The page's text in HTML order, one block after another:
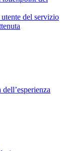
del servizio